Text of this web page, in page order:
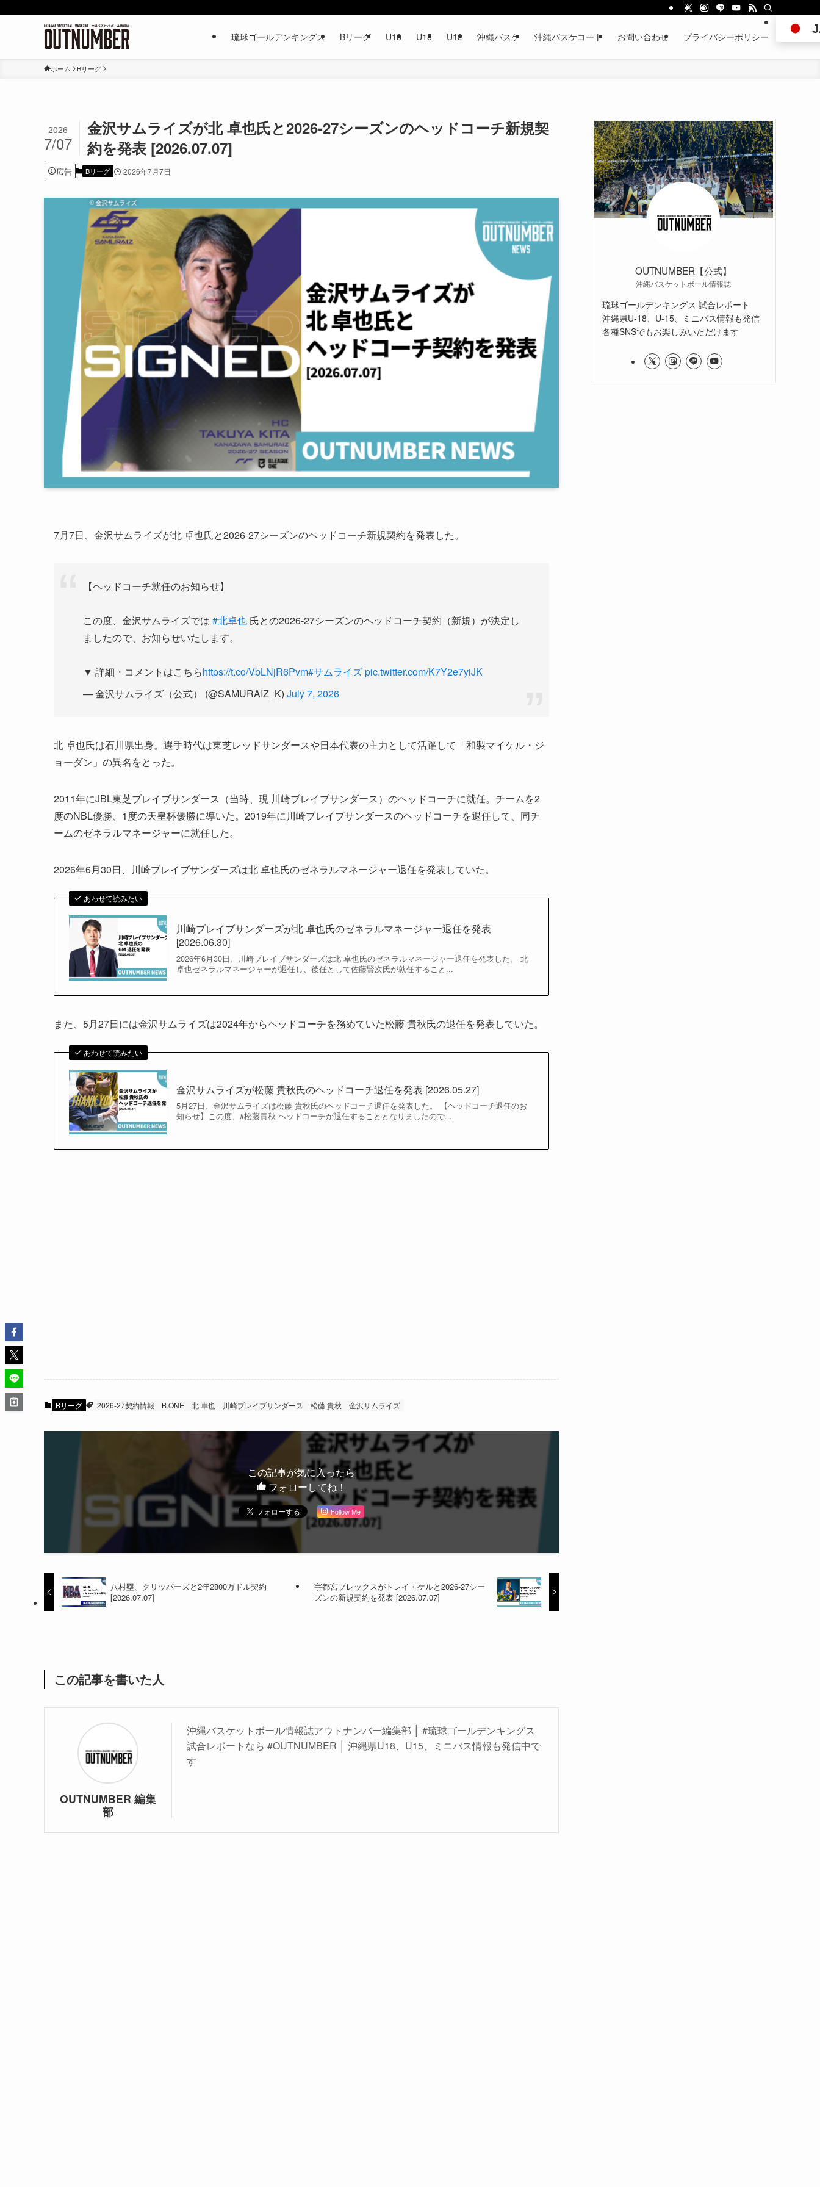
琉球ゴールデンキングス Bリーグ U18 U15 U12 沖縄バスケ 沖縄バスケコート お問い合わせ プライバシーポリシー
ホーム Bリーグ
金沢サムライズが北 卓也氏と2026-27シーズンのヘッドコーチ新規契
約を発表 [2026.07.07]
2026
7/07
広告 Bリーグ 2026年7月7日
7月7日、金沢サムライズが北 卓也氏と2026-27シーズンのヘッドコーチ新規契約を発表した。
【ヘッドコーチ就任のお知らせ】
この度、金沢サムライズでは #北卓也 氏との2026-27シーズンのヘッドコーチ契約（新規）が決定し
ましたので、お知らせいたします。
▼ 詳細・コメントはこちらhttps://t.co/VbLNjR6Pvm#サムライズpic.twitter.com/K7Y2e7yiJK
— 金沢サムライズ（公式） (@SAMURAIZ_K) July 7, 2026
北 卓也氏は石川県出身。選手時代は東芝レッドサンダースや日本代表の主力として活躍して「和製マイケル・ジ
ョーダン」の異名をとった。
2011年にJBL東芝ブレイブサンダース（当時、現 川崎ブレイブサンダース）のヘッドコーチに就任。チームを2
度のNBL優勝、1度の天皇杯優勝に導いた。2019年に川崎ブレイブサンダースのヘッドコーチを退任して、同チ
ームのゼネラルマネージャーに就任した。
2026年6月30日、川崎ブレイブサンダーズは北 卓也氏のゼネラルマネージャー退任を発表していた。
あわせて読みたい
川崎ブレイブサンダーズが北 卓也氏のゼネラルマネージャー退任を発表
[2026.06.30]
2026年6月30日、川崎ブレイブサンダーズは北 卓也氏のゼネラルマネージャー退任を発表した。 北
卓也ゼネラルマネージャーが退任し、後任として佐藤賢次氏が就任すること...
また、5月27日には金沢サムライズは2024年からヘッドコーチを務めていた松藤 貴秋氏の退任を発表していた。
あわせて読みたい
金沢サムライズが松藤 貴秋氏のヘッドコーチ退任を発表 [2026.05.27]
5月27日、金沢サムライズは松藤 貴秋氏のヘッドコーチ退任を発表した。 【ヘッドコーチ退任のお
知らせ】この度、#松藤貴秋 ヘッドコーチが退任することとなりましたので...
Bリーグ 2026-27契約情報 B.ONE 北 卓也 川崎ブレイブサンダース 松藤 貴秋 金沢サムライズ
この記事が気に入ったら
フォローしてね！
Follow Me
八村塁、クリッパーズと2年2800万ドル契約
[2026.07.07]
宇都宮ブレックスがトレイ・ケルと2026-27シー
ズンの新規契約を発表 [2026.07.07]
この記事を書いた人
OUTNUMBER 編集
部
沖縄バスケットボール情報誌アウトナンバー編集部 │ #琉球ゴールデンキングス
試合レポートなら #OUTNUMBER │ 沖縄県U18、U15、ミニバス情報も発信中で
す
OUTNUMBER【公式】
沖縄バスケットボール情報誌
琉球ゴールデンキングス 試合レポート
沖縄県U-18、U-15、ミニバス情報も発信
各種SNSでもお楽しみいただけます